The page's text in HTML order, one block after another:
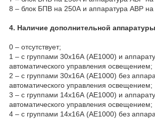
8 – блок БПВ на 250А и аппаратура АВР на
4. Наличие дополнительной
0 – отсутствует;
1 – с группами 30х16А (АЕ1000) и
автоматического управления освещением;
2 – с группами 30х16А (АЕ1000) без
автоматического управления освещением;
3 – с группами 14х16А (АЕ1000) и
автоматического управления освещением;
4 – с группами 14х16А (АЕ1000) без